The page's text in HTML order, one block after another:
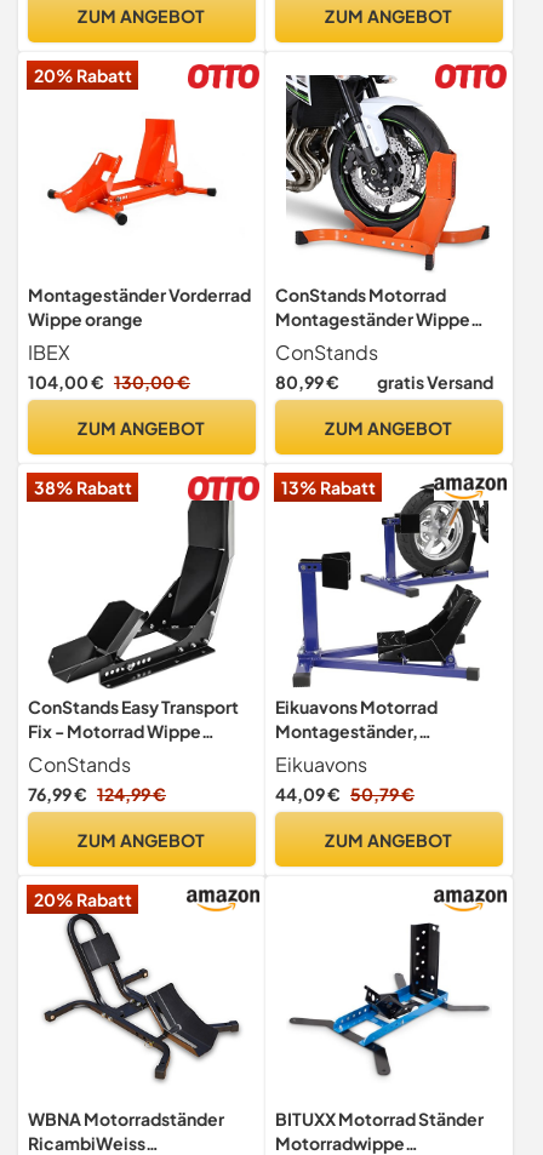
Montageständer
ZUM ANGEBOT ZUM ANGEBOT
20% Rabatt
Montageständer Vorderrad
Wippe orange
IBEX
104,00 € 130,00 €
ZUM ANGEBOT
ConStands Motorrad
Montageständer Wippe
Vorderrad Easy Plus
ConStands
80,99 € gratis Versand
ZUM ANGEBOT
38% Rabatt
ConStands Easy Transport
Fix - Motorrad Wippe
Schwarz für Anhänger
Vorderrad Transportständer
Motocross Roller
ConStands
76,99 € 124,99 €
ZUM ANGEBOT
13% Rabatt
Eikuavons Motorrad
Montageständer,
Motorradwippe vorn
Vorderradklemme
Motorrad Ständer,
Vorderrad, Geeignet für 17-
Eikuavons
44,09 € 50,79 €
ZUM ANGEBOT
20% Rabatt
WBNA Motorradständer
RicambiWeiss
BITUXX Motorrad Ständer
Motorradwippe